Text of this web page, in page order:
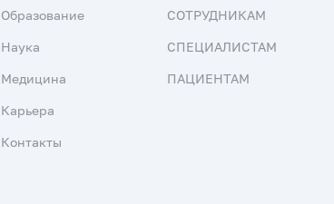
Образование
Наука
Медицина
Карьера
Контакты
СОТРУДНИКАМ
СПЕЦИАЛИСТАМ
ПАЦИЕНТАМ